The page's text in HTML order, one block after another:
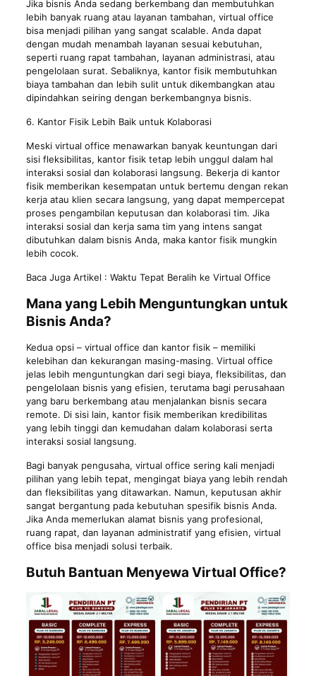
Jika bisnis Anda sedang berkembang dan membutuhkan
lebih banyak ruang atau layanan tambahan, virtual office
bisa menjadi pilihan yang sangat scalable. Anda dapat
dengan mudah menambah layanan sesuai kebutuhan,
seperti ruang rapat tambahan, layanan administrasi, atau
pengelolaan surat. Sebaliknya, kantor fisik membutuhkan
biaya tambahan dan lebih sulit untuk dikembangkan atau
dipindahkan seiring dengan berkembangnya bisnis.
6. Kantor Fisik Lebih Baik untuk Kolaborasi
Meski virtual office menawarkan banyak keuntungan dari
sisi fleksibilitas, kantor fisik tetap lebih unggul dalam hal
interaksi sosial dan kolaborasi langsung. Bekerja di kantor
fisik memberikan kesempatan untuk bertemu dengan rekan
kerja atau klien secara langsung, yang dapat mempercepat
proses pengambilan keputusan dan kolaborasi tim. Jika
interaksi sosial dan kerja sama tim yang intens sangat
dibutuhkan dalam bisnis Anda, maka kantor fisik mungkin
lebih cocok.
Baca Juga Artikel : Waktu Tepat Beralih ke Virtual Office
Mana yang Lebih Menguntungkan untuk
Bisnis Anda?
Kedua opsi – virtual office dan kantor fisik – memiliki
kelebihan dan kekurangan masing-masing. Virtual office
jelas lebih menguntungkan dari segi biaya, fleksibilitas, dan
pengelolaan bisnis yang efisien, terutama bagi perusahaan
yang baru berkembang atau menjalankan bisnis secara
remote. Di sisi lain, kantor fisik memberikan kredibilitas
yang lebih tinggi dan kemudahan dalam kolaborasi serta
interaksi sosial langsung.
Bagi banyak pengusaha, virtual office sering kali menjadi
pilihan yang lebih tepat, mengingat biaya yang lebih rendah
dan fleksibilitas yang ditawarkan. Namun, keputusan akhir
sangat bergantung pada kebutuhan spesifik bisnis Anda.
Jika Anda memerlukan alamat bisnis yang profesional,
ruang rapat, dan layanan administratif yang efisien, virtual
office bisa menjadi solusi terbaik.
Butuh Bantuan Menyewa Virtual Office?